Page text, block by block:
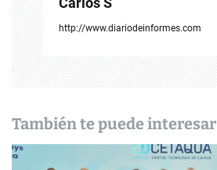
d
e
http://www.diariodeinformes.com
También te puede interesar